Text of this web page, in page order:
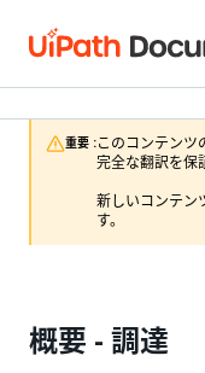
重要 :このコンテンツ
完全な翻訳を保
新しいコンテン
す。
概要 - 調達